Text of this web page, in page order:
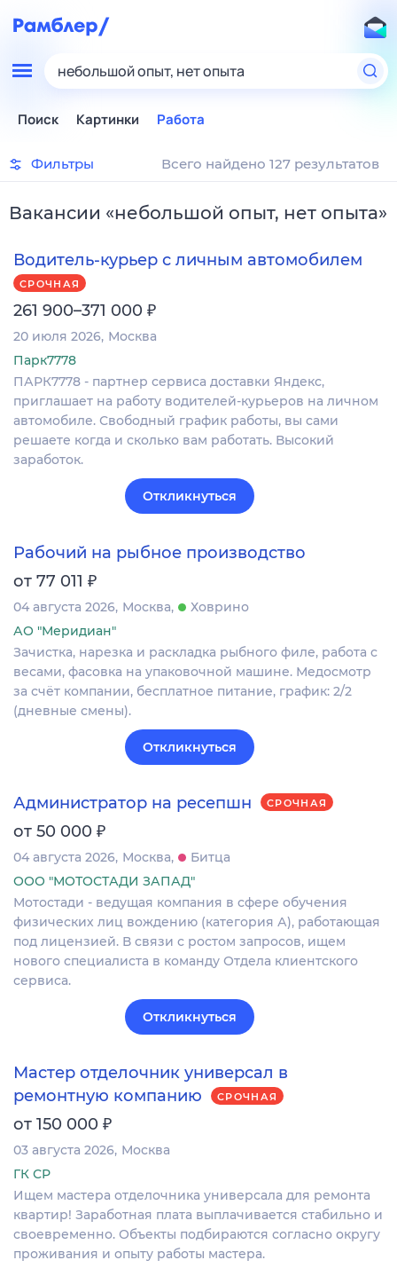
небольшой опыт, нет опыта
Поиск Картинки Работа
Фильтры Всего найдено 127 результатов
Вакансии «небольшой опыт, нет опыта»
Водитель-курьер с личным автомобилем
СРОЧНАЯ
261 900–371 000 ₽
20 июля 2026 Москва
Парк7778
ПАРК7778 - партнер сервиса доставки Яндекс,
приглашает на работу водителей-курьеров на личном
автомобиле. Свободный график работы, вы сами
решаете когда и сколько вам работать. Высокий
заработок.
Откликнуться
Рабочий на рыбное производство
от 77 011 ₽
04 августа 2026 Москва
Ховрино
АО "Меридиан"
Зачистка, нарезка и раскладка рыбного филе, работа с
весами, фасовка на упаковочной машине. Медосмотр
за счёт компании, бесплатное питание, график: 2/2
(дневные смены).
Откликнуться
Администратор на ресепшн СРОЧНАЯ
от 50 000 ₽
04 августа 2026 Москва
Битца
ООО "МОТОСТАДИ ЗАПАД"
Мотостади - ведущая компания в сфере обучения
физических лиц вождению (категория А), работающая
под лицензией. В связи с ростом запросов, ищем
нового специалиста в команду Отдела клиентского
сервиса.
Откликнуться
Мастер отделочник универсал в
ремонтную компанию
СРОЧНАЯ
от 150 000 ₽
03 августа 2026 Москва
ГК СР
Ищем мастера отделочника универсала для ремонта
квартир! Заработная плата выплачивается стабильно и
своевременно. Объекты подбираются согласно округу
проживания и опыту работы мастера.